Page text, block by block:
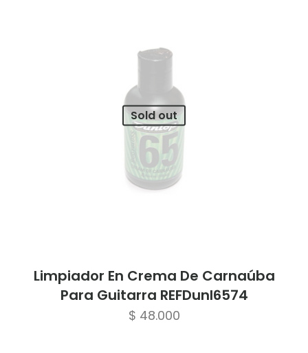
Sold out
Limpiador En Crema De Carnaúba
Para Guitarra REFDunl6574
$ 48.000